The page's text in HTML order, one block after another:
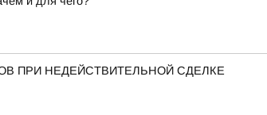
ПРИ НЕДЕЙСТВИТЕЛЬНОЙ СДЕЛКЕ